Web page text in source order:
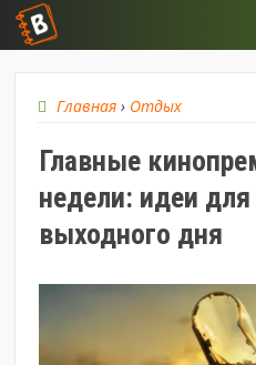
Главная › Отдых
Главные
недели: идеи
выходного дня